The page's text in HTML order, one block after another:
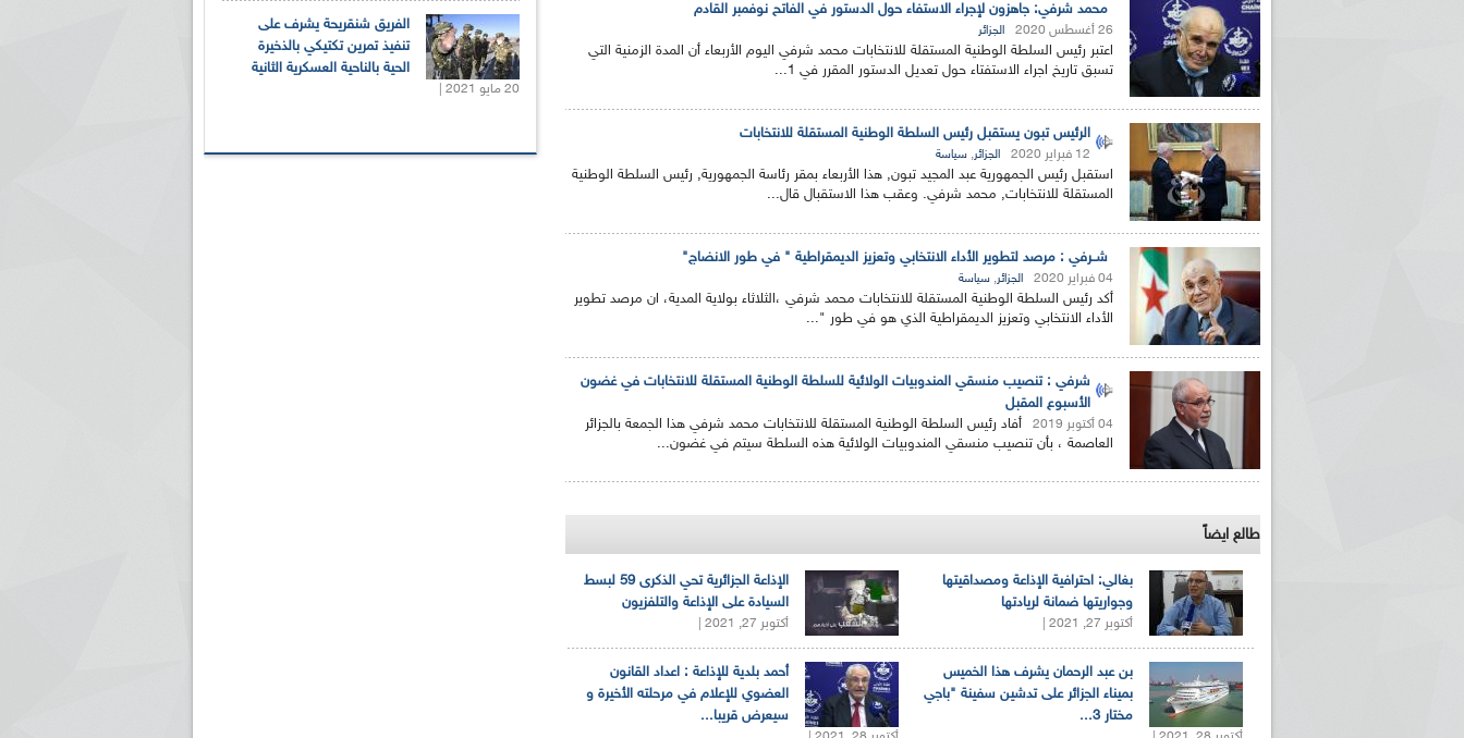
محمد شرفي: جاهزون لإجراء الاستفاء حول الدستور في الفاتح نوفمبر القادم
26 أغسطس 2020 الجزائر
اعتبر رئيس السلطة الوطنية المستقلة للانتخابات محمد شرفي اليوم الأربعاء أن المدة الزمنية التي
تسبق تاريخ اجراء الاستفتاء حول تعديل الدستور المقرر في 1...
الرئيس تبون يستقبل رئيس السلطة الوطنية المستقلة للانتخابات
12 فبراير 2020 الجزائر, سياسة
استقبل رئيس الجمهورية عبد المجيد تبون, هذا الأربعاء بمقر رئاسة الجمهورية, رئيس السلطة الوطنية
المستقلة للانتخابات, محمد شرفي. وعقب هذا الاستقبال قال...
شــرفي : مرصد لتطوير الأداء الانتخابي وتعزيز الديمقراطية " في طور الانضاج"
04 فبراير 2020 الجزائر, سياسة
أكد رئيس السلطة الوطنية المستقلة للانتخابات محمد شرفي ،الثلاثاء بولاية المدية، ان مرصد تطوير
الأداء الانتخابي وتعزيز الديمقراطية الذي هو في طور "...
شرفي : تنصيب منسقي المندوبيات الولائية للسلطة الوطنية المستقلة للانتخابات في غضون
الأسبوع المقبل
04 أكتوبر 2019
أفاد رئيس السلطة الوطنية المستقلة للانتخابات محمد شرفي هذا الجمعة بالجزائر
العاصمة ، بأن تنصيب منسقي المندوبيات الولائية هذه السلطة سيتم في غضون...
طالع ايضاً
الإذاعة الجزائرية تحي الذكرى 59 لبسط
السيادة على الإذاعة والتلفزيون
أكتوبر 27, 2021 |
بغالي: احترافية الإذاعة ومصداقيتها
وجواريتها ضمانة لريادتها
أكتوبر 27, 2021 |
أحمد بلدية للإذاعة : اعداد القانون
العضوي للإعلام في مرحلته الأخيرة و
سيعرض قريبا...
بن عبد الرحمان يشرف هذا الخميس
بميناء الجزائر على تدشين سفينة "باجي
مختار 3...
الفريق شنقريحة يشرف على
تنفيذ تمرين تكتيكي بالذخيرة
الحية بالناحية العسكرية الثانية
20 مايو 2021 |